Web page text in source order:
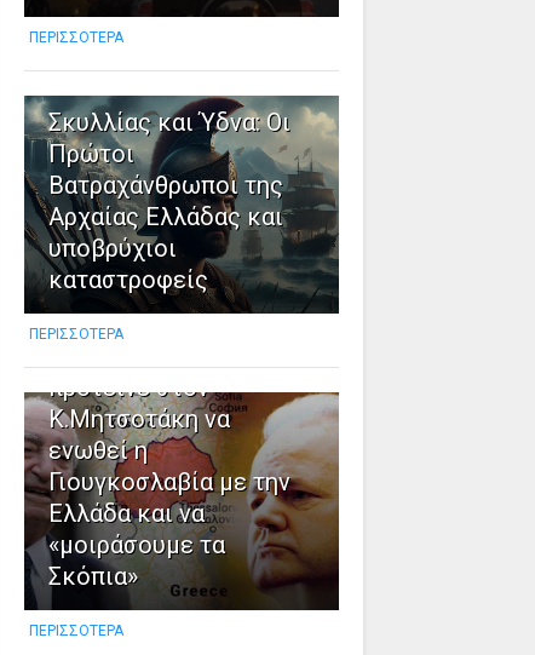
ΠΕΡΙΣΣΟΤΕΡΑ
3
Σκυλλίας και Ύδνα: Οι
Πρώτοι
Βατραχάνθρωποι της
Αρχαίας Ελλάδας και
υποβρύχιοι
καταστροφείς
ΠΕΡΙΣΣΟΤΕΡΑ
4
πρότεινε στον
Κ.Μητσοτάκη να
ενωθεί η
Γιουγκοσλαβία με την
Ελλάδα και να
«μοιράσουμε τα
Σκόπια»
ΠΕΡΙΣΣΟΤΕΡΑ